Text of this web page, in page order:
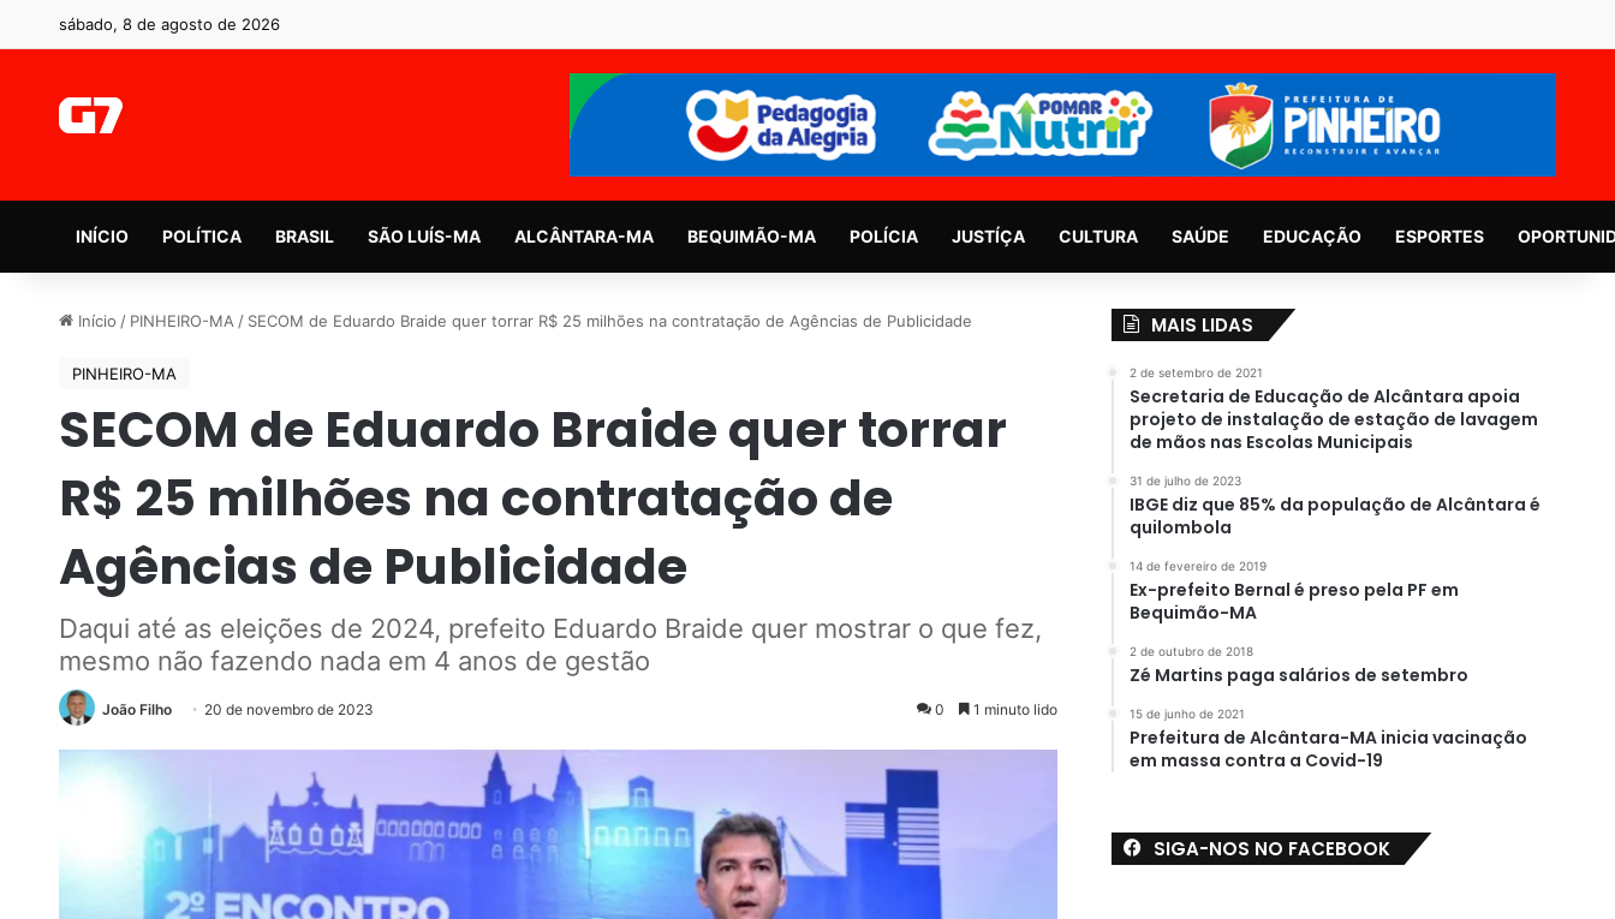
sábado, 8 de agosto de 2026
INÍCIO POLÍTICA BRASIL SÃO LUÍS-MA ALCÂNTARA-MA BEQUIMÃO-MA POLÍCIA JUSTÍÇA CULTURA SAÚDE EDUCAÇÃO ESPORTES
Início / PINHEIRO-MA / SECOM de Eduardo Braide quer torrar R$ 25 milhões na contratação de Agências de Publicidade
PINHEIRO-MA
SECOM de Eduardo Braide quer torrar
R$ 25 milhões na contratação de
Agências de Publicidade
Daqui até as eleições de 2024, prefeito Eduardo Braide quer mostrar o que fez,
mesmo não fazendo nada em 4 anos de gestão
João Filho 20 de novembro de 2023 0 1 minuto lido
MAIS LIDAS
2 de setembro de 2021
Secretaria de Educação de Alcântara apoia
projeto de instalação de estação de lavagem
de mãos nas Escolas Municipais
31 de julho de 2023
IBGE diz que 85% da população de Alcântara é
quilombola
14 de fevereiro de 2019
Ex-prefeito Bernal é preso pela PF em
Bequimão-MA
2 de outubro de 2018
Zé Martins paga salários de setembro
15 de junho de 2021
Prefeitura de Alcântara-MA inicia vacinação
em massa contra a Covid-19
SIGA-NOS NO FACEBOOK